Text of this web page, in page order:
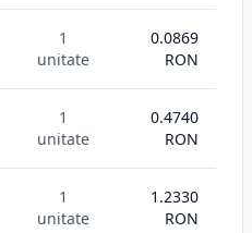
1
unitate
0.0869
RON
1
unitate
0.4740
RON
1
unitate
1.2330
RON